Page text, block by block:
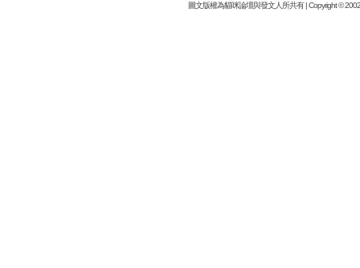
圖文版權為貓咪論壇與發文人所共有 | Copyright ©